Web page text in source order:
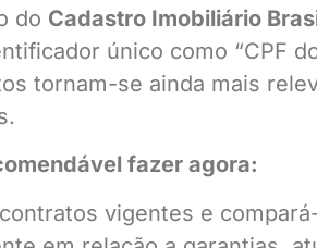
do Cadastro Imobiliário
único como “CPF
tornam-se ainda mais
fazer agora:
vigentes e